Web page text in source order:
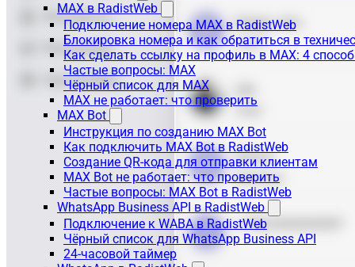
MAX в RadistWeb
Подключение номера MAX в RadistWeb
Блокировка номера и как обратиться в
Как сделать ссылку на профиль в MAX: 4
Частые вопросы: MAX
Чёрный список для MAX
MAX не работает: что проверить
MAX Bot
Инструкция по созданию MAX Bot
Как подключить MAX Bot в RadistWeb
Создание QR-кода для отправки клиентам
MAX Bot не работает: что проверить
Частые вопросы: MAX Bot в RadistWeb
WhatsApp Business API в RadistWeb
Подключение к WABA в RadistWeb
Чёрный список для WhatsApp Business API
24-часовой таймер